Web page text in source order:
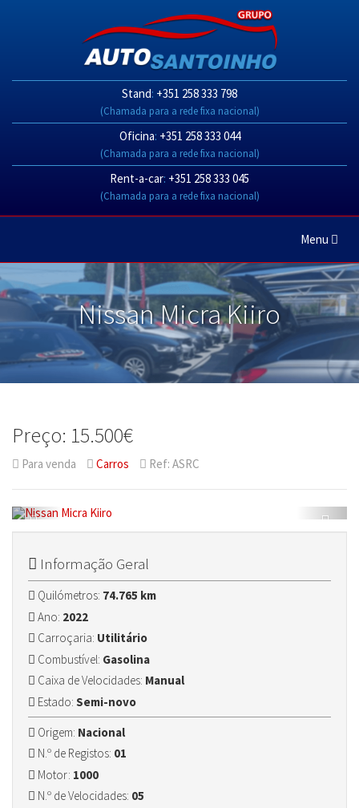
Stand: +351 258 333 798
(Chamada para a rede fixa nacional)
Oficina: +351 258 333 044
(Chamada para a rede fixa nacional)
Rent-a-car: +351 258 333 045
(Chamada para a rede fixa nacional)
Toggle
Menu
Nissan Micra Kiiro
Preço: 15.500€
Para venda Carros Ref: ASRC
Informação Geral
Quilómetros: 74.765 km
Ano: 2022
Carroçaria: Utilitário
Combustível: Gasolina
Caixa de Velocidades: Manual
Estado: Semi-novo
Origem: Nacional
N.º de Registos: 01
Motor: 1000
N.º de Velocidades: 05